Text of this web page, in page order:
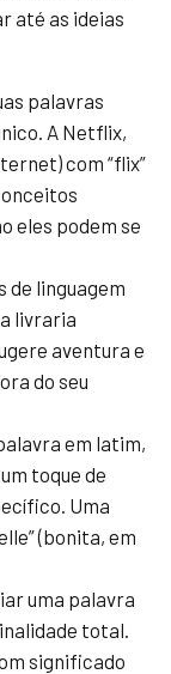
até as ideias
palavras
A Netflix,
com “flix”
eles podem se
de linguagem
livraria
aventura e
do seu
em latim,
toque de
Uma
(bonita, em
uma palavra
total.
significado